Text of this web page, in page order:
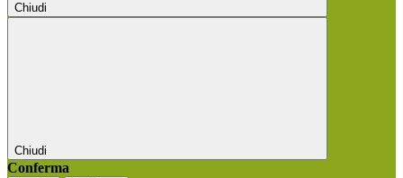
Chiudi
Chiudi
Conferma